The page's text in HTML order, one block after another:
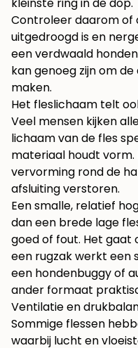
kleinste ring in de dop.
Controleer daarom of
uitgedroogd is en
een verdwaald
kan genoeg zijn om
maken.
Het fleslichaam telt
Veel mensen kijken
lichaam van de fles
materiaal houdt vorm.
vervorming rond de
afsluiting verstoren.
Een smalle, relatief
dan een brede lage
goed of fout. Het gaat
een rugzak werkt een
een hondenbuggy of
ander formaat
Ventilatie en
Sommige flessen
waarbij lucht en